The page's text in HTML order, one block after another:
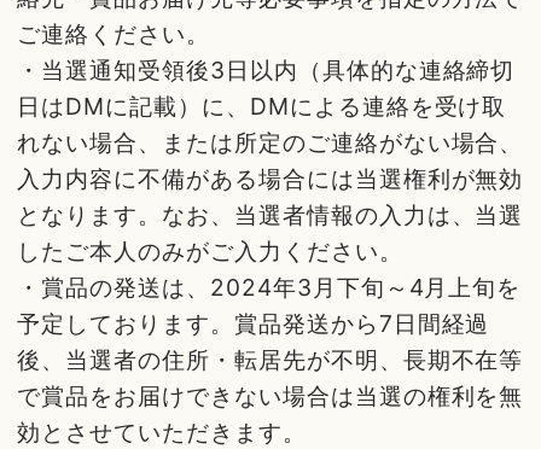
ご連絡ください。
・当選通知受領後3日以内（具体的な連絡締切
日はDMに記載）に、DMによる連絡を受け取
れない場合、または所定のご連絡がない場合、
入力内容に不備がある場合には当選権利が無効
となります。なお、当選者情報の入力は、当選
したご本人のみがご入力ください。
・賞品の発送は、2024年3月下旬～4月上旬を
予定しております。賞品発送から7日間経過
後、当選者の住所・転居先が不明、長期不在等
で賞品をお届けできない場合は当選の権利を無
効とさせていただきます。